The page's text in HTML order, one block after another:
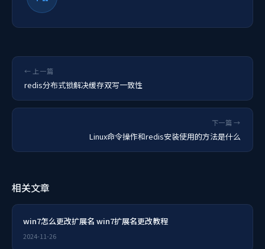
← 上一篇
redis分布式锁解决缓存双写一致性
下一篇 →
Linux命令操作和redis安装使用的方法是什么
相关文章
win7怎么更改扩展名 win7扩展名更改教程
2024-11-26